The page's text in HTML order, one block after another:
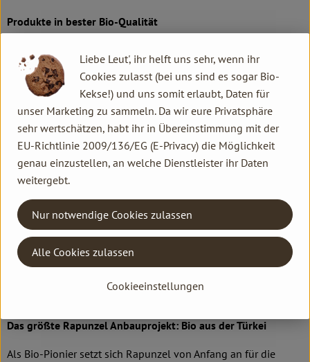
Produkte in bester Bio-Qualität
Qualitätssicherungs-Team nimmt daher eine Schlüsselposition
im Unternehmen ein. Die Kontrollen der Rohstoffe beginnen
bereits auf dem Feld. Bei Wareneingang werden alle Rohstoffe
und Produkte beprobt. Zusätzlich werden sie durch anerkannte
externe Labors unabhängig analysiert.
Wie schon zu Beginn liegen Rapunzel auch heute die
persönlichen Kontakte zu den Lieferanten und langfristige
Partnerschaften besonders am Herzen. Besuche vor Ort,
Beratung durch eigene Agrar-Ingenieure und der rege
Austausch miteinander sichern die einwandfreie Qualität der
Rohstoffe ab. Das schafft Transparenz - vom Feld bis zum
Teller des Verbrauchers.
Das größte Rapunzel Anbauprojekt: Bio aus der Türkei
Als Bio-Pionier setzt sich Rapunzel von Anfang an für die
Liebe Leut', ihr helft uns sehr, wenn ihr
Cookies zulasst (bei uns sind es sogar Bio-
Kekse!) und uns somit erlaubt, Daten für
unser Marketing zu sammeln. Da wir eure Privatsphäre
sehr wertschätzen, habt ihr in Übereinstimmung mit der
EU-Richtlinie 2009/136/EG (E-Privacy) die Möglichkeit
genau einzustellen, an welche Dienstleister ihr Daten
weitergebt.
Cookieeinstellungen
Nur notwendige Cookies zulassen
Alle Cookies zulassen